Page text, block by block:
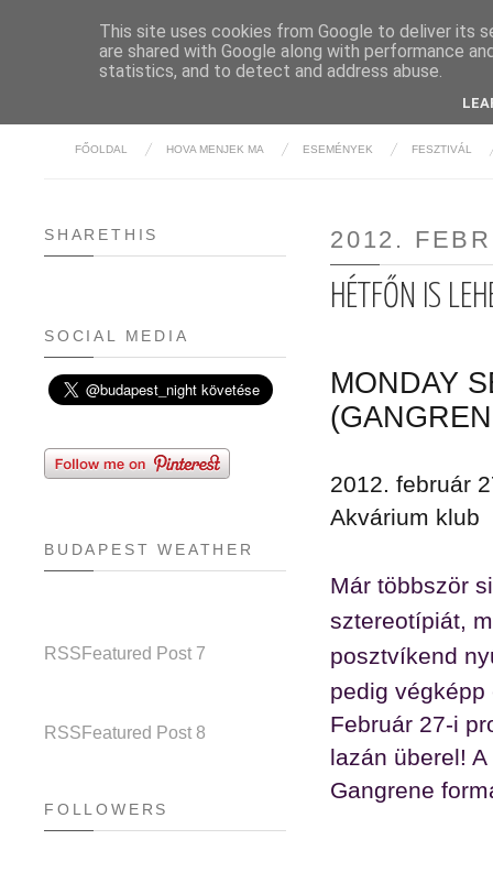
FŐOLDAL HOVA MENJEK MA ESEMÉNYEK FESZTIVÁL
2012.
HÉTFŐN IS
MONDAY
2012. február
Akvárium klub
Már többször
sztereotípiát,
posztvíkend
pedig
Február 27-i
lazán überel! A
Gangrene
SHARETHIS
SOCIAL MEDIA
BUDAPEST WEATHER
RSS Featured Post 7
RSS Featured Post 8
FOLLOWERS
This site uses cookies from Google to deliver its
are shared with Google along with performance
statistics, and to detect and address abuse.